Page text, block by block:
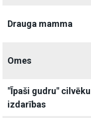
Drauga mamma
Omes
"Īpaši gudru" cilvēku
izdarības